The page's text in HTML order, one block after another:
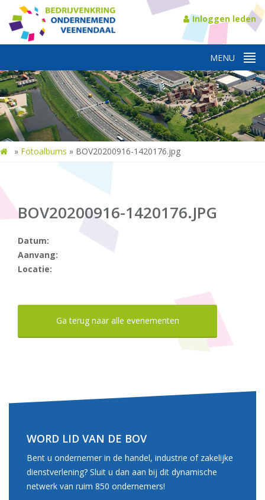
Inloggen leden
» Fotoalbums » BOV20200916-1420176.jpg
BOV20200916-1420176.JPG
Datum:
Aanvang:
Locatie:
Ga terug naar alle evenementen
WORD LID VAN DE BOV
Bent u ondernemer in de handel, industrie of zakelijke
dienstverlening? Sluit u dan aan bij dit dynamische
netwerk van ruim 850 ondernemers!